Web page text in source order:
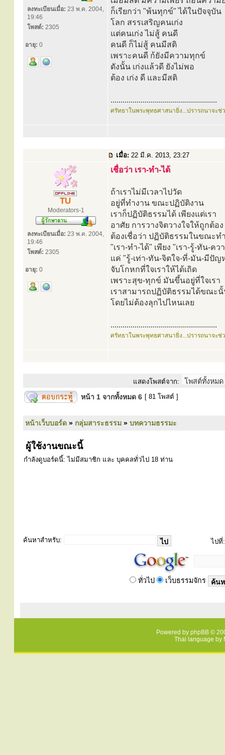
ลงทะเบียนเมื่อ: 23 พ.ค. 2004,
19:46
โพสต์: 2305
อายุ: 0
ก็เรียกว่า "พ้นทุกข์" ได้ในปัจจุบัน
โลก สรรเสริญคนเก่ง
แต่คนเก่ง ไม่สู้ คนดี
คนดี ก็ไม่สู้ คนมีสติ
เพราะคนดี ก้ยังมีความทุกข์
ดังนั้น เก่งแล้วดี ยังไม่พอ
ต้อง เก่ง ดี และมีสติ
.....................................................
ศรัทธาในพระพุทธศาสนายิ่ง...ปรารถนาจะ
เมื่อ: 22 มี.ค. 2013, 23:27
TU
Moderators-1
ลงทะเบียนเมื่อ: 23 พ.ค. 2004,
19:46
โพสต์: 2305
อายุ: 0
เชื่อว่า เรา-ทำ-ได้
ถ้าเราไม่มีเวลาไปวัด
อยู่ที่ทำงาน ขณะปฏิบัติงาน
เราก็ปฏิบัติธรรมได้ เพียงแต่เรา
อาศัย การวางจิตวางใจให้ถูกต้อง
ต้องเชื่อว่า ปฏิบัติธรรมในขณะท
"เรา-ทำ-ได้" เพียง "เรา-รู้-ทัน-คว
แค่ "รู้-เท่า-ทัน-จิตใจ-ที่-มัน-มีปัญ
จับโกหกที่ใจเราให้ได้เถิด
เพราะสุข-ทุกข์ มันขึ้นอยู่ที่ใจเรา
เราสามารถปฏิบัติธรรมได้ขณะ
โดยไม่ต้องลุกไปไหนเลย
.....................................................
ศรัทธาในพระพุทธศาสนายิ่ง...ปรารถนาจะ
แสดงโพสต์จาก:
หน้า 1 จากทั้งหมด 6 [ 81 โพสต์ ]
หน้าเว็บบอร์ด » กลุ่มสาระธรรม » บทความธรรมะ
ผู้ใช้งานขณะนี้
กำลังดูบอร์ดนี้: ไม่มีสมาชิก และ บุคคลทั่วไป 18 ท่าน
ค้นหาสำหรับ: ไปที่:
ทั่วไป เว็บธรรมจักร
Powered by phpBB ©
Thai language by